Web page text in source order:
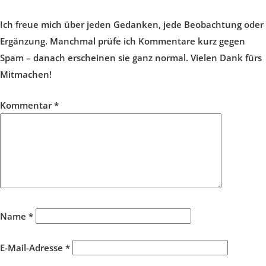
Ich freue mich über jeden Gedanken, jede Beobachtung oder
Ergänzung. Manchmal prüfe ich Kommentare kurz gegen
Spam – danach erscheinen sie ganz normal. Vielen Dank fürs
Mitmachen!
Kommentar*
Name *
E-Mail-Adresse *